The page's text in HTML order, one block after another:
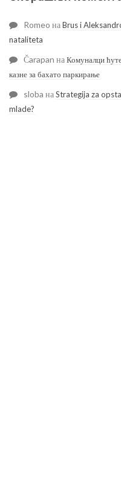
Romeo наBrus i
nataliteta
Čarapan наКомуналци
казне за бахато паркирање
sloba наStrategija za
mlade?